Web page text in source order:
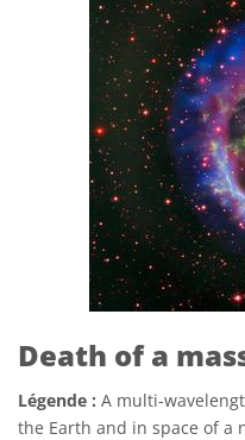
Death of a
Légende : A multi-
the Earth and in space of